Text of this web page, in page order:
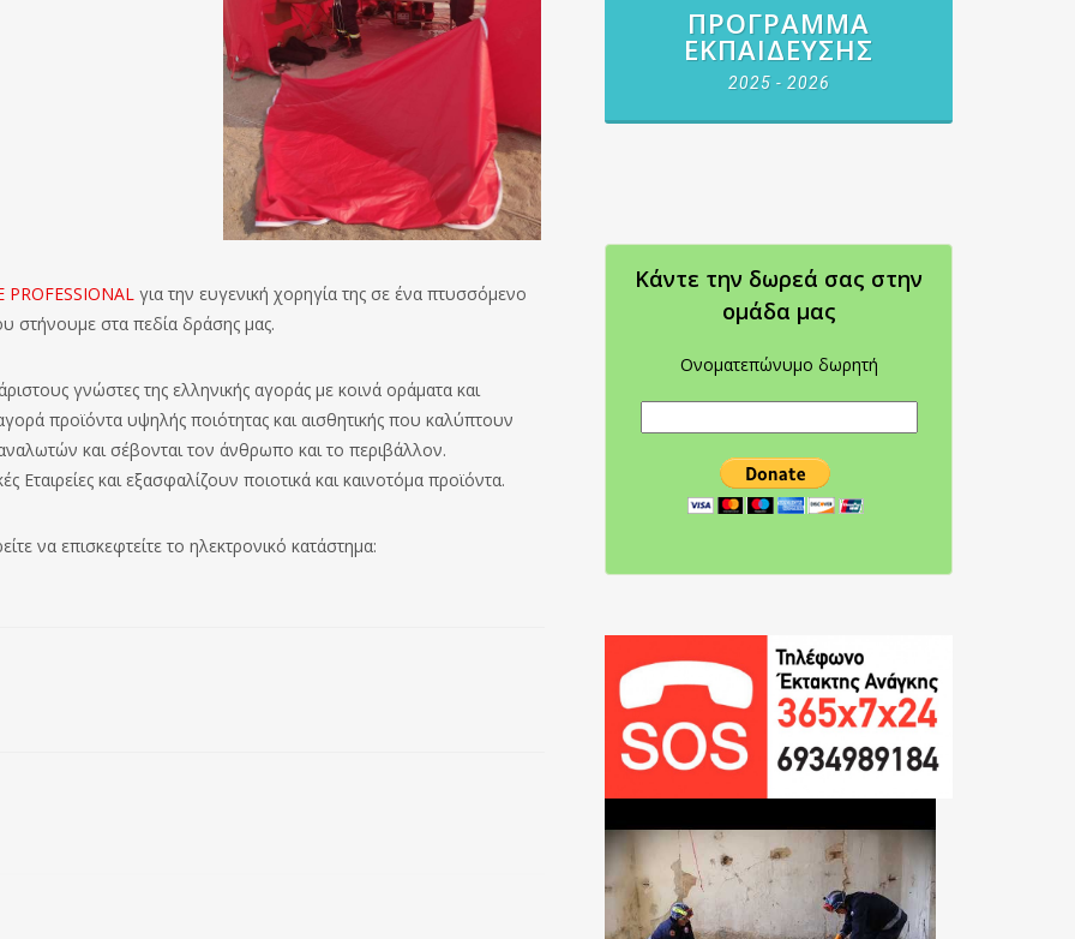
PROFESSIONAL για την ευγενική χορηγία της σε ένα πτυσσόμενο
στήνουμε στα πεδία δράσης μας.
γνώστες της ελληνικής αγοράς με κοινά οράματα και
προϊόντα υψηλής ποιότητας και αισθητικής που καλύπτουν
και σέβονται τον άνθρωπο και το περιβάλλον.
Εταιρείες και εξασφαλίζουν ποιοτικά και καινοτόμα προϊόντα.
να επισκεφτείτε το ηλεκτρονικό κατάστημα:
ΠΡΌΓΡΑΜΜΑ
ΕΚΠΑΊΔΕΥΣΗΣ
2025 - 2026
Κάντε την δωρεά σας στην
oμάδα μας
Ονοματεπώνυμο δωρητή